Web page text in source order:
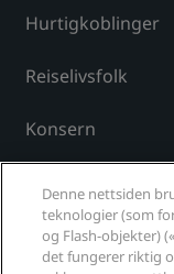
Hurtigkoblinger
Reiselivsfolk
Konsern
Hjelp
Denne nettsiden
teknologier (som
og Flash-objekter)
det fungerer riktig